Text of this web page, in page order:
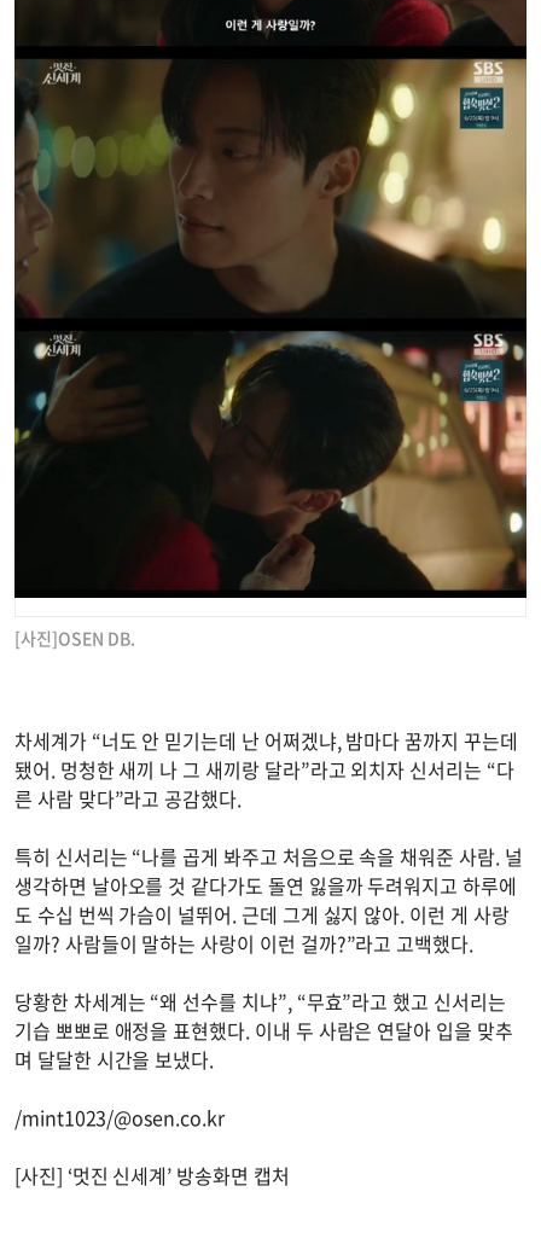
[사진]OSEN DB.
차세계가 “너도 안 믿기는데 난 어쩌겠냐, 밤마다 꿈까지 꾸는데
됐어. 멍청한 새끼 나 그 새끼랑 달라”라고 외치자 신서리는 “다
른 사람 맞다”라고 공감했다.
특히 신서리는 “나를 곱게 봐주고 처음으로 속을 채워준 사람. 널
생각하면 날아오를 것 같다가도 돌연 잃을까 두려워지고 하루에
도 수십 번씩 가슴이 널뛰어. 근데 그게 싫지 않아. 이런 게 사랑
일까? 사람들이 말하는 사랑이 이런 걸까?”라고 고백했다.
당황한 차세계는 “왜 선수를 치냐”, “무효”라고 했고 신서리는
기습 뽀뽀로 애정을 표현했다. 이내 두 사람은 연달아 입을 맞추
며 달달한 시간을 보냈다.
/mint1023/@osen.co.kr
[사진] ‘멋진 신세계’ 방송화면 캡처